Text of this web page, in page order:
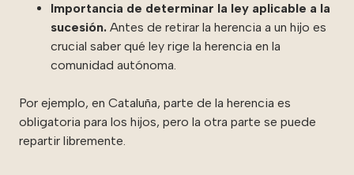
Importancia de determinar la ley aplicable a la
sucesión. Antes de retirar la herencia a un hijo es
crucial saber qué ley rige la herencia en la
comunidad autónoma.
Por ejemplo, en Cataluña, parte de la herencia es
obligatoria para los hijos, pero la otra parte se puede
repartir libremente.